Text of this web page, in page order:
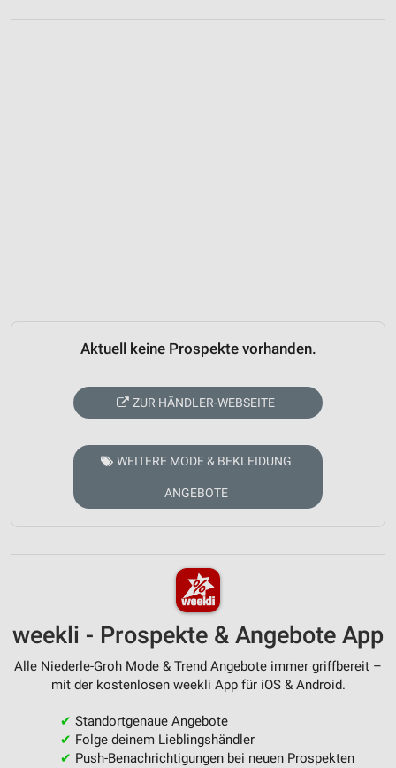
Aktuell keine Prospekte vorhanden.
ZUR HÄNDLER-WEBSEITE
WEITERE MODE & BEKLEIDUNG
ANGEBOTE
weekli - Prospekte & Angebote App
Alle Niederle-Groh Mode & Trend Angebote immer griffbereit –
mit der kostenlosen weekli App für iOS & Android.
✔ Standortgenaue Angebote
✔ Folge deinem Lieblingshändler
✔ Push-Benachrichtigungen bei neuen Prospekten